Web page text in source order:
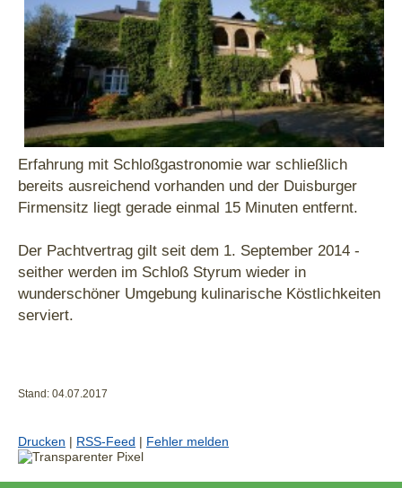
Erfahrung mit Schloßgastronomie war schließlich
bereits ausreichend vorhanden und der Duisburger
Firmensitz liegt gerade einmal 15 Minuten entfernt.
Der Pachtvertrag gilt seit dem 1. September 2014 -
seither werden im Schloß Styrum wieder in
wunderschöner Umgebung kulinarische Köstlichkeiten
serviert.
Stand: 04.07.2017
Drucken | RSS-Feed | Fehler melden